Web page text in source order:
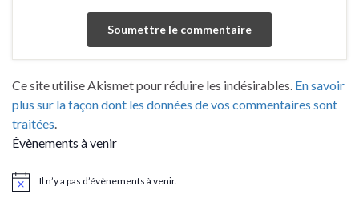
Ce site utilise Akismet pour réduire les indésirables. En savoir
plus sur la façon dont les données de vos commentaires sont
traitées.
Évènements à venir
NoticeIl n’y a pas d’évènements à venir.